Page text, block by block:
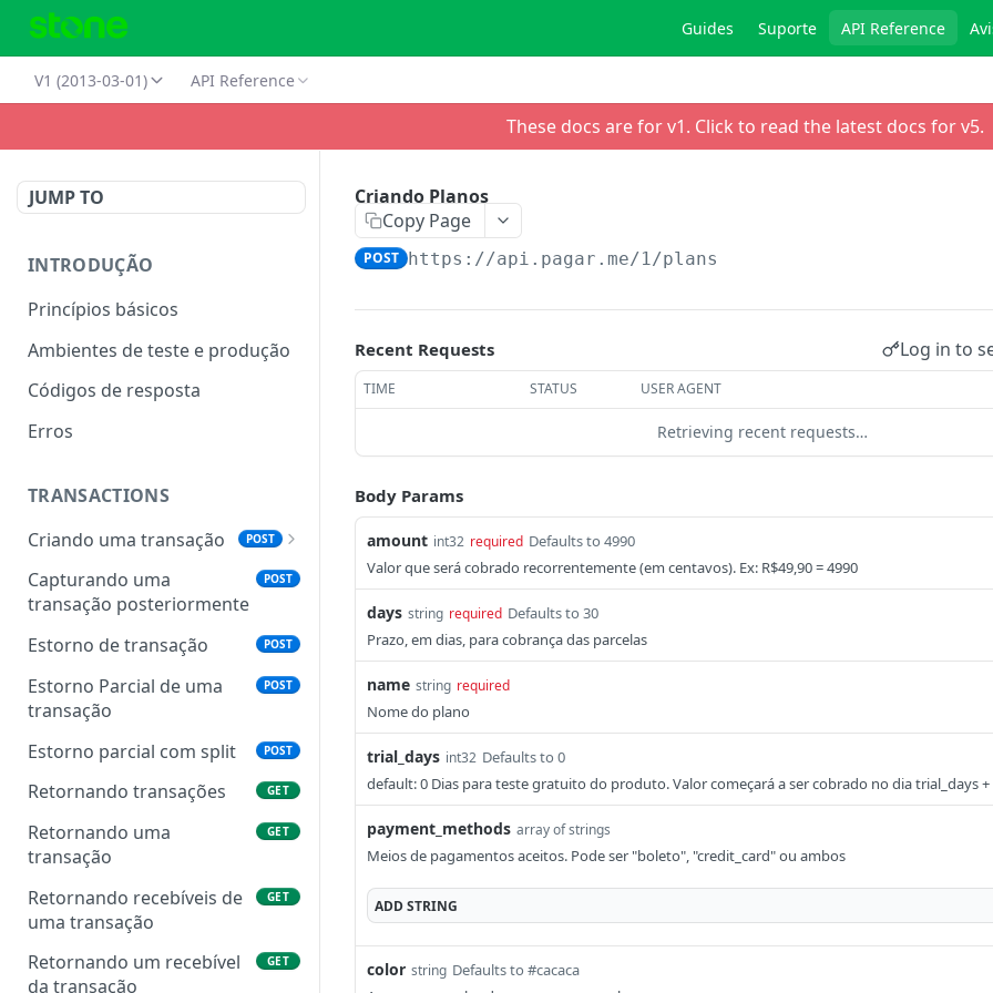
Guides Suporte API Reference
V1 (2013-03-01) API Reference
These docs are for v1. Click to read the latest docs for v5.
JUMP TO
INTRODUÇÃO
Princípios básicos
Ambientes de teste e produção
Códigos de resposta
Erros
TRANSACTIONS
Criando uma transação
POST
Objeto Transação
Status das transações
Capturando uma
transação posteriormente
POST
Estorno de transação POST
Estorno Parcial de uma
transação
POST
Estorno parcial com split POST
Retornando transações GET
Retornando uma
transação
GET
Retornando recebíveis de
uma transação
GET
Retornando um recebível
da transação
GET
Criando Planos
Copy Page
POST https://api.pagar.me/1/plans
Recent Requests Log in to
TIME STATUS USER AGENT
Retrieving recent requests…
Body Params
amount int32 required Defaults to 4990
Valor que será cobrado recorrentemente (em centavos). Ex: R$49,90 = 4990
days string required Defaults to 30
Prazo, em dias, para cobrança das parcelas
name string required
Nome do plano
trial_days int32 Defaults to 0
default: 0 Dias para teste gratuito do produto. Valor começará a ser cobrado no dia trial_days +
payment_methods array of strings
Meios de pagamentos aceitos. Pode ser "boleto", "credit_card" ou ambos
ADDSTRING
color string Defaults to #cacaca